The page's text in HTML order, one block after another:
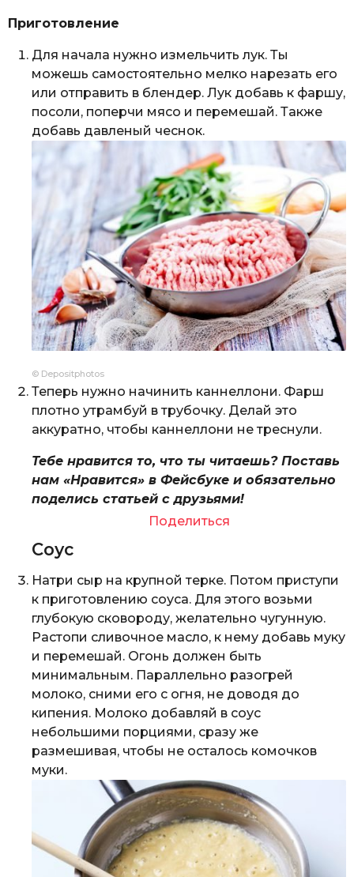
Приготовление
Для начала нужно измельчить лук. Ты
можешь самостоятельно мелко нарезать его
или отправить в блендер. Лук добавь к фаршу,
посоли, поперчи мясо и перемешай. Также
добавь давленый чеснок.
© Depositphotos
Теперь нужно начинить каннеллони. Фарш
плотно утрамбуй в трубочку. Делай это
аккуратно, чтобы каннеллони не треснули.
Тебе нравится то, что ты читаешь? Поставь
нам «Нравится» в Фейсбуке и обязательно
поделись статьей с друзьями!
Поделиться
Соус
Натри сыр на крупной терке. Потом приступи
к приготовлению соуса. Для этого возьми
глубокую сковороду, желательно чугунную.
Растопи сливочное масло, к нему добавь муку
и перемешай. Огонь должен быть
минимальным. Параллельно разогрей
молоко, сними его с огня, не доводя до
кипения. Молоко добавляй в соус
небольшими порциями, сразу же
размешивая, чтобы не осталось комочков
муки.